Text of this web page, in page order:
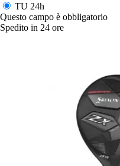
TU 24h
Questo campo è obbligatorio
Spedito in 24 ore